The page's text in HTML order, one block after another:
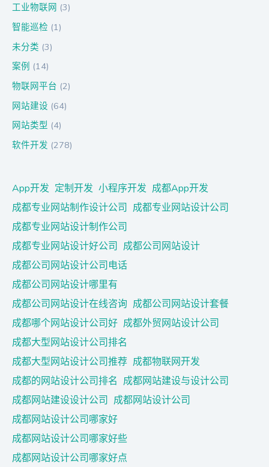
工业物联网 (3)
智能巡检 (1)
未分类 (3)
案例 (14)
物联网平台 (2)
网站建设 (64)
网站类型 (4)
软件开发 (278)
App开发 定制开发 小程序开发 成都App开发
成都专业网站制作设计公司 成都专业网站设计公司
成都专业网站设计制作公司
成都专业网站设计好公司 成都公司网站设计
成都公司网站设计公司电话
成都公司网站设计哪里有
成都公司网站设计在线咨询 成都公司网站设计套餐
成都哪个网站设计公司好 成都外贸网站设计公司
成都大型网站设计公司排名
成都大型网站设计公司推荐 成都物联网开发
成都的网站设计公司排名 成都网站建设与设计公司
成都网站建设设计公司 成都网站设计公司
成都网站设计公司哪家好
成都网站设计公司哪家好些
成都网站设计公司哪家好点